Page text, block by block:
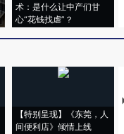
术：是什么让中产们甘
心“花钱找虐”？
【特别呈现】《东莞，人
间便利店》倾情上线